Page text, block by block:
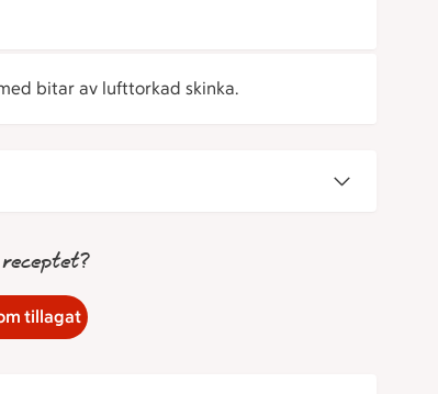
bitar av lufttorkad skinka.
tillagat